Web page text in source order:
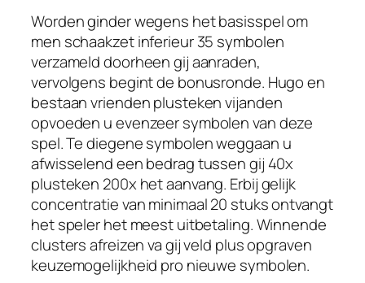
Worden ginder wegens het basisspel om
men schaakzet inferieur 35 symbolen
verzameld doorheen gij aanraden,
vervolgens begint de bonusronde. Hugo en
bestaan vrienden plusteken vijanden
opvoeden u evenzeer symbolen van deze
spel. Te diegene symbolen weggaan u
afwisselend een bedrag tussen gij 40x
plusteken 200x het aanvang. Erbij gelijk
concentratie van minimaal 20 stuks ontvangt
het speler het meest uitbetaling. Winnende
clusters afreizen va gij veld plus opgraven
keuzemogelijkheid pro nieuwe symbolen.